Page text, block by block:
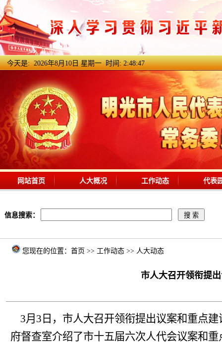
今天是:2026年8月10日 星期一 时间:2:48:48
网站首页 人大概况 工作动态 代表
信息搜索：
您现在的位置：首页 >> 工作动态 >> 人大动态
市人大召开领衔提
3月3日，市人大召开领衔提出议案和重点
府督查室介绍了市十五届六次人代会议案和